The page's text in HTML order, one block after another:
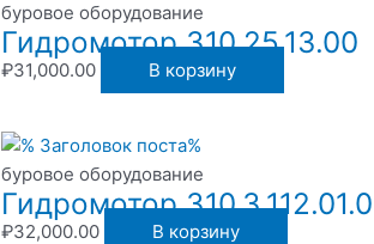
буровое оборудование
Гидромотор 310.25.13.00
₽31,000.00 В корзину
буровое оборудование
Гидромотор
₽32,000.00
В корзину